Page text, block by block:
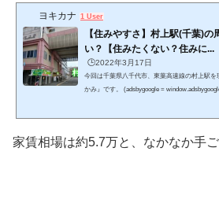
ヨキカナ 1 User
【住みやすさ】村上駅(千葉)
い？【住みたくない？住みに...
🕒️2022年3月17日
今回は千葉県八千代市、東葉高速線の村上駅
かみ』です。 (adsbygoogle = window.adsbygoogle || ).push({});この記事では、村上駅
分からない、街の生の雰囲気をお伝えします。
家賃相場は約5.7万と、なかなか手ご